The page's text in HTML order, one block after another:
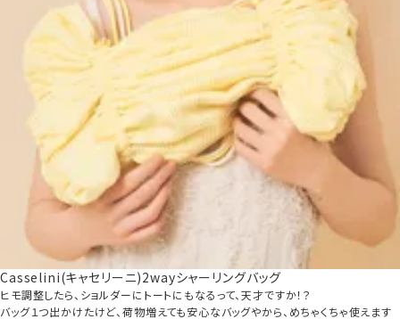
Casselini(キャセリーニ)2wayシャーリングバッグ
ヒモ調整したら、ショルダーにトートにもなるって、天才ですか！？
バッグ１つ出かけたけど、荷物増えても安心なバッグやから、めちゃくちゃ使えます